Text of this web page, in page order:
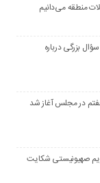
منطقه می‌دانیم
حادثه 15 مهرماه سؤال بزرگی درباره
در مجلس آغاز شد
صهیونیستی شکایت